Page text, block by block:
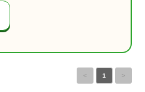
< 1 >